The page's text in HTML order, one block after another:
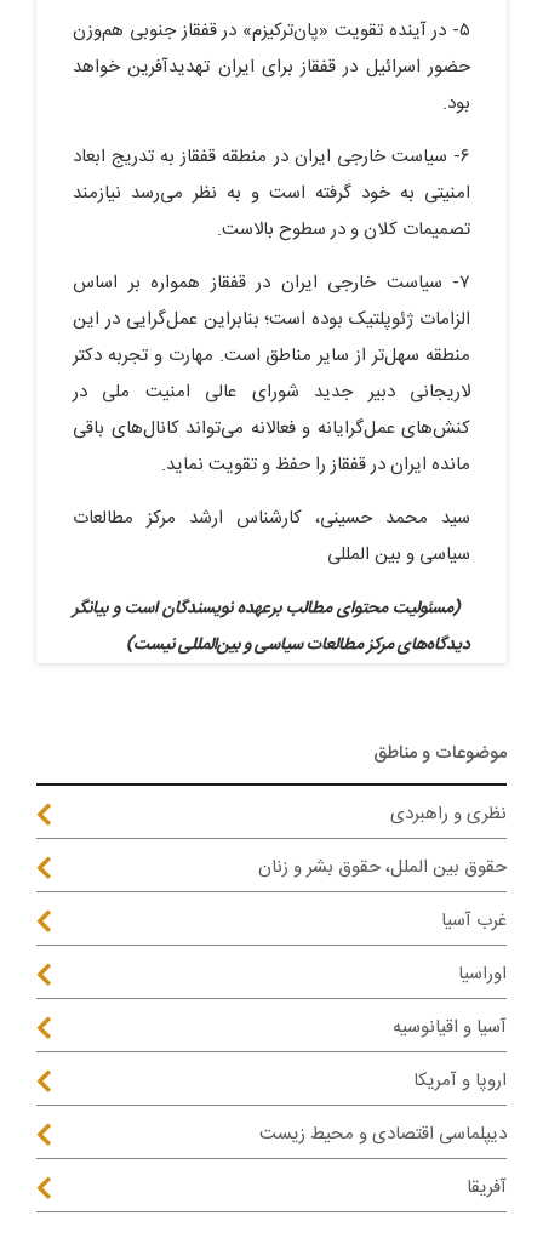
۵- در آینده تقویت «پان‌ترکیزم» در قفقاز جنوبی هم‌وزن
حضور اسرائیل در قفقاز برای ایران تهدید‌آفرین خواهد
بود.
۶- سیاست خارجی ایران در منطقه قفقاز به تدریج ابعاد
امنیتی به خود گرفته است و به نظر می‌رسد نیازمند
تصمیمات کلان و در سطوح بالاست.
۷- سیاست خارجی ایران در قفقاز همواره بر اساس
الزامات ژئوپلتیک بوده است؛ بنابراین عمل‌گرایی در این
منطقه سهل‌تر از سایر مناطق است. مهارت و تجربه دکتر
لاریجانی دبیر جدید شورای عالی امنیت ملی در
کنش‌های عمل‌گرایانه و فعالانه می‌تواند کانال‌های باقی
مانده ایران در قفقاز را حفظ و تقویت نماید.
سید محمد حسینی، کارشناس ارشد مرکز مطالعات
سیاسی و بین المللی
(مسئولیت محتوای مطالب برعهده نویسندگان است و بیانگر
دیدگاه‌های مرکز مطالعات سیاسی و بین‌المللی نیست)
موضوعات و مناطق
نظری و راهبردی
حقوق بین الملل، حقوق بشر و زنان
غرب آسیا
اوراسیا
آسیا و اقیانوسیه
اروپا و آمریکا
دیپلماسی اقتصادی و محیط زیست
آفریقا